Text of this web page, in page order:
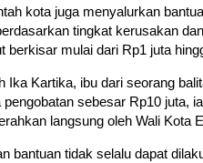
kota juga menyalurkan
tingkat kerusakan
berkisar mulai dari Rp1 juta
Ika Kartika, ibu dari seorang
sebesar Rp10 juta,
langsung oleh Wali Kota
bantuan tidak selalu dapat